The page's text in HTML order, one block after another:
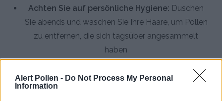
Alert Pollen - Do Not Process My Personal
Information
Achten Sie auf persönliche Hygiene: Duschen
Sie abends und waschen Sie Ihre Haare, um Pollen
zu entfernen, die sich tagsüber angesammelt
haben
Hochwertige
Luftfilter reduzieren die Pollenkonzentration in